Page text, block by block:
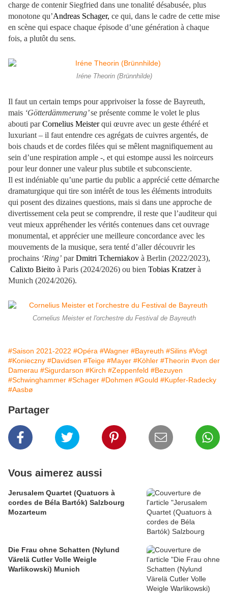
charge de contenir Siegfried dans une tonalité désabusée, plus
monotone qu’Andreas Schager, ce qui, dans le cadre de cette mise
en scène qui espace chaque épisode d’une génération à chaque
fois, a plutôt du sens.
Iréne Theorin (Brünnhilde)
Il faut un certain temps pour apprivoiser la fosse de Bayreuth,
mais ‘Götterdämmerung’se présente comme le volet le plus
abouti parCornelius Meisterqui œuvre avec un geste éthéré et
luxuriant – il faut entendre ces agrégats de cuivres argentés, de
bois chauds et de cordes filées qui se mêlent magnifiquement au
sein d’une respiration ample -, et qui estompe aussi les noirceurs
pour leur donner une valeur plus subtile et subconsciente.
Il est indéniable qu’une partie du public a apprécié cette démarche
dramaturgique qui tire son intérêt de tous les éléments introduits
qui posent des dizaines questions, mais si dans une approche de
divertissement cela peut se comprendre, il reste que l’auditeur qui
veut mieux appréhender les vérités contenues dans cet ouvrage
monumental, et apprécier une meilleure concordance avec les
mouvements de la musique, sera tenté d’aller découvrir les
prochains ‘Ring’ parDmitri Tcherniakov à Berlin (2022/2023),
Calixto Bieito à Paris (2024/2026) ou bien Tobias Kratzerà
Munich (2024/2026).
Cornelius Meister et l'orchestre du Festival de Bayreuth
#Saison 2021-2022 #Opéra #Wagner #Bayreuth #Silins #Vogt
#Konieczny #Davidsen #Teige #Mayer #Köhler #Theorin #von der
Damerau #Sigurdarson #Kirch #Zeppenfeld #Bezuyen
#Schwinghammer #Schager #Dohmen #Gould #Kupfer-Radecky
#Aasbø
Partager
Vous aimerez aussi
Jerusalem Quartet (Quatuors à
cordes de Béla Bartók) Salzbourg
Mozarteum
Die Frau ohne Schatten (Nylund
Värelä Cutler Volle Weigle
Warlikowski) Munich